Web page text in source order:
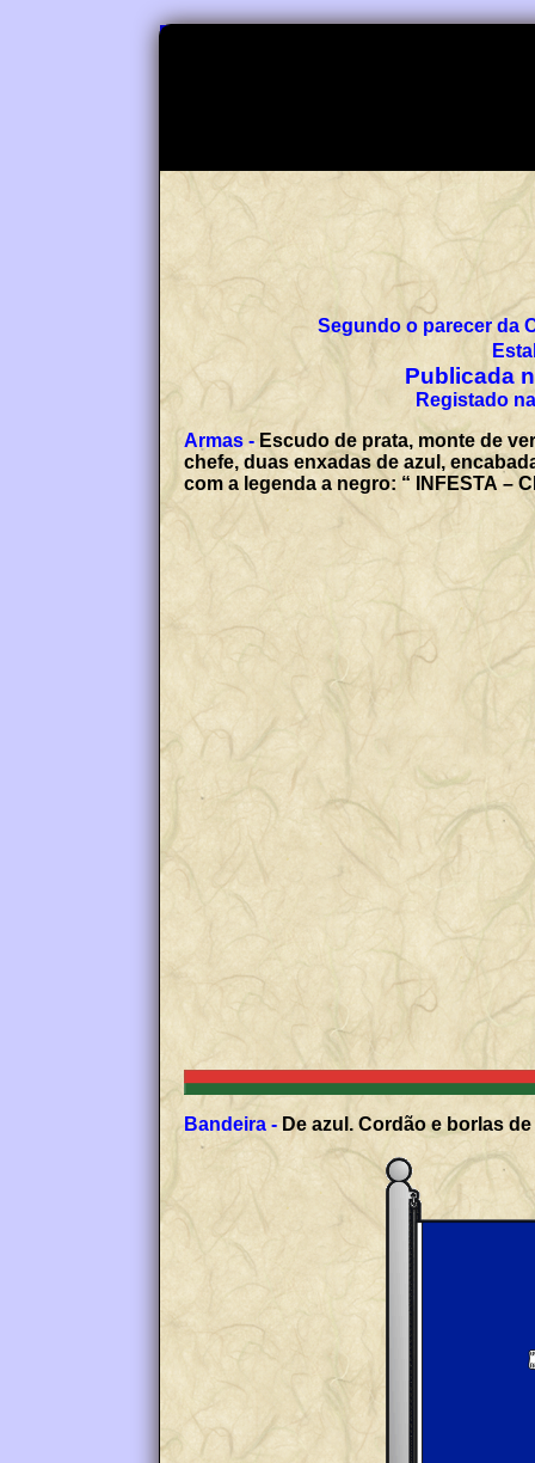
Segundo o parecer da
Publicada
Registado
Armas - Escudo de prata, monte de
chefe, duas enxadas de azul,
com a legenda a negro: “ INFESTA –
Bandeira - De azul. Cordão e borlas